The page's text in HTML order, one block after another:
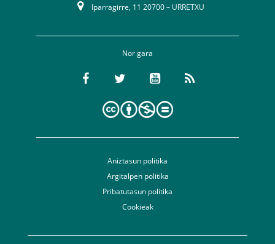
Iparragirre, 11 20700 – URRETXU
Nor gara
Aniztasun politika
Argitalpen politika
Pribatutasun politika
Cookieak